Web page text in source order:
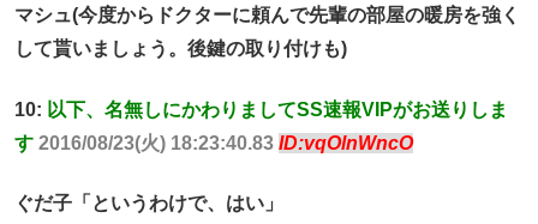
マシュ(今度からドクターに頼んで先輩の部屋の暖房を強く
して貰いましょう。後鍵の取り付けも)
10: 以下、名無しにかわりましてSS速報VIPがお送りしま
す 2016/08/23(火) 18:23:40.83 ID:vqOlnWncO
ぐだ子「というわけで、はい」